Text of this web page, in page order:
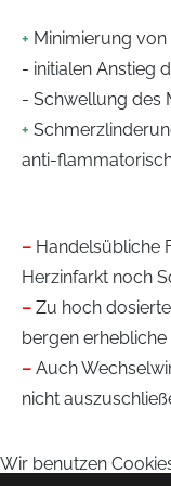
+ Minimierung
- initialen Anstieg
- Schwellung des
+
anti-
– Handelsübliche
Herzinfarkt noch
– Zu hoch
bergen erhebliche
– Auch
nicht
Wir benutzen
Kältetherapie
Medivid-
Chirotherapie
Individuelle
Infusionstherapien
Ernährungsmedizin
Cellulite -